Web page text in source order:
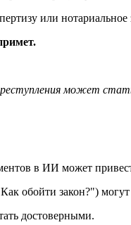
или нотариальное
может
в ИИ может
обойти закон?")
достоверными.